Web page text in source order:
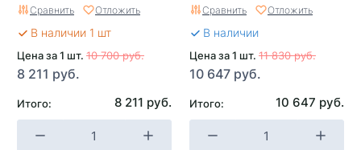
Сравнить Отложить
В наличии 1 шт
Цена за 1 шт. 10 700 руб.
8 211 руб.
Итого: 8 211 руб.
Сравнить Отложить
В наличии
Цена за 1 шт. 11 830 руб.
10 647 руб.
Итого: 10 647 руб.